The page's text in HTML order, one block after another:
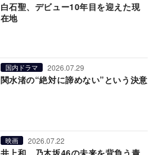
白石聖、デビュー10年目を迎えた現
在地
国内ドラマ 2026.07.29
関水渚の“絶対に諦めない”という決意
映画 2026.07.22